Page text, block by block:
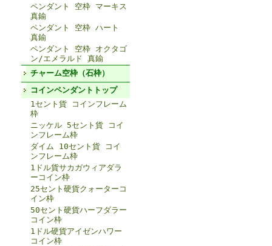
ペンダント 空枠 マーキス
真鍮
ペンダント 空枠 ハート
真鍮
ペンダント 空枠 オクタゴ
ン/エメラルド 真鍮
チャーム空枠（石枠）
コインペンダントトップ
1セント貨 コインフレーム
枠
ニッケル 5セント貨 コイ
ンフレーム枠
ダイム 10セント貨 コイ
ンフレーム枠
1ドル貨サカガウィアダラ
ーコイン枠
25セント硬貨クォーターコ
イン枠
50セント硬貨ハーフダラー
コイン枠
1ドル硬貨アイゼンハワー
コイン枠